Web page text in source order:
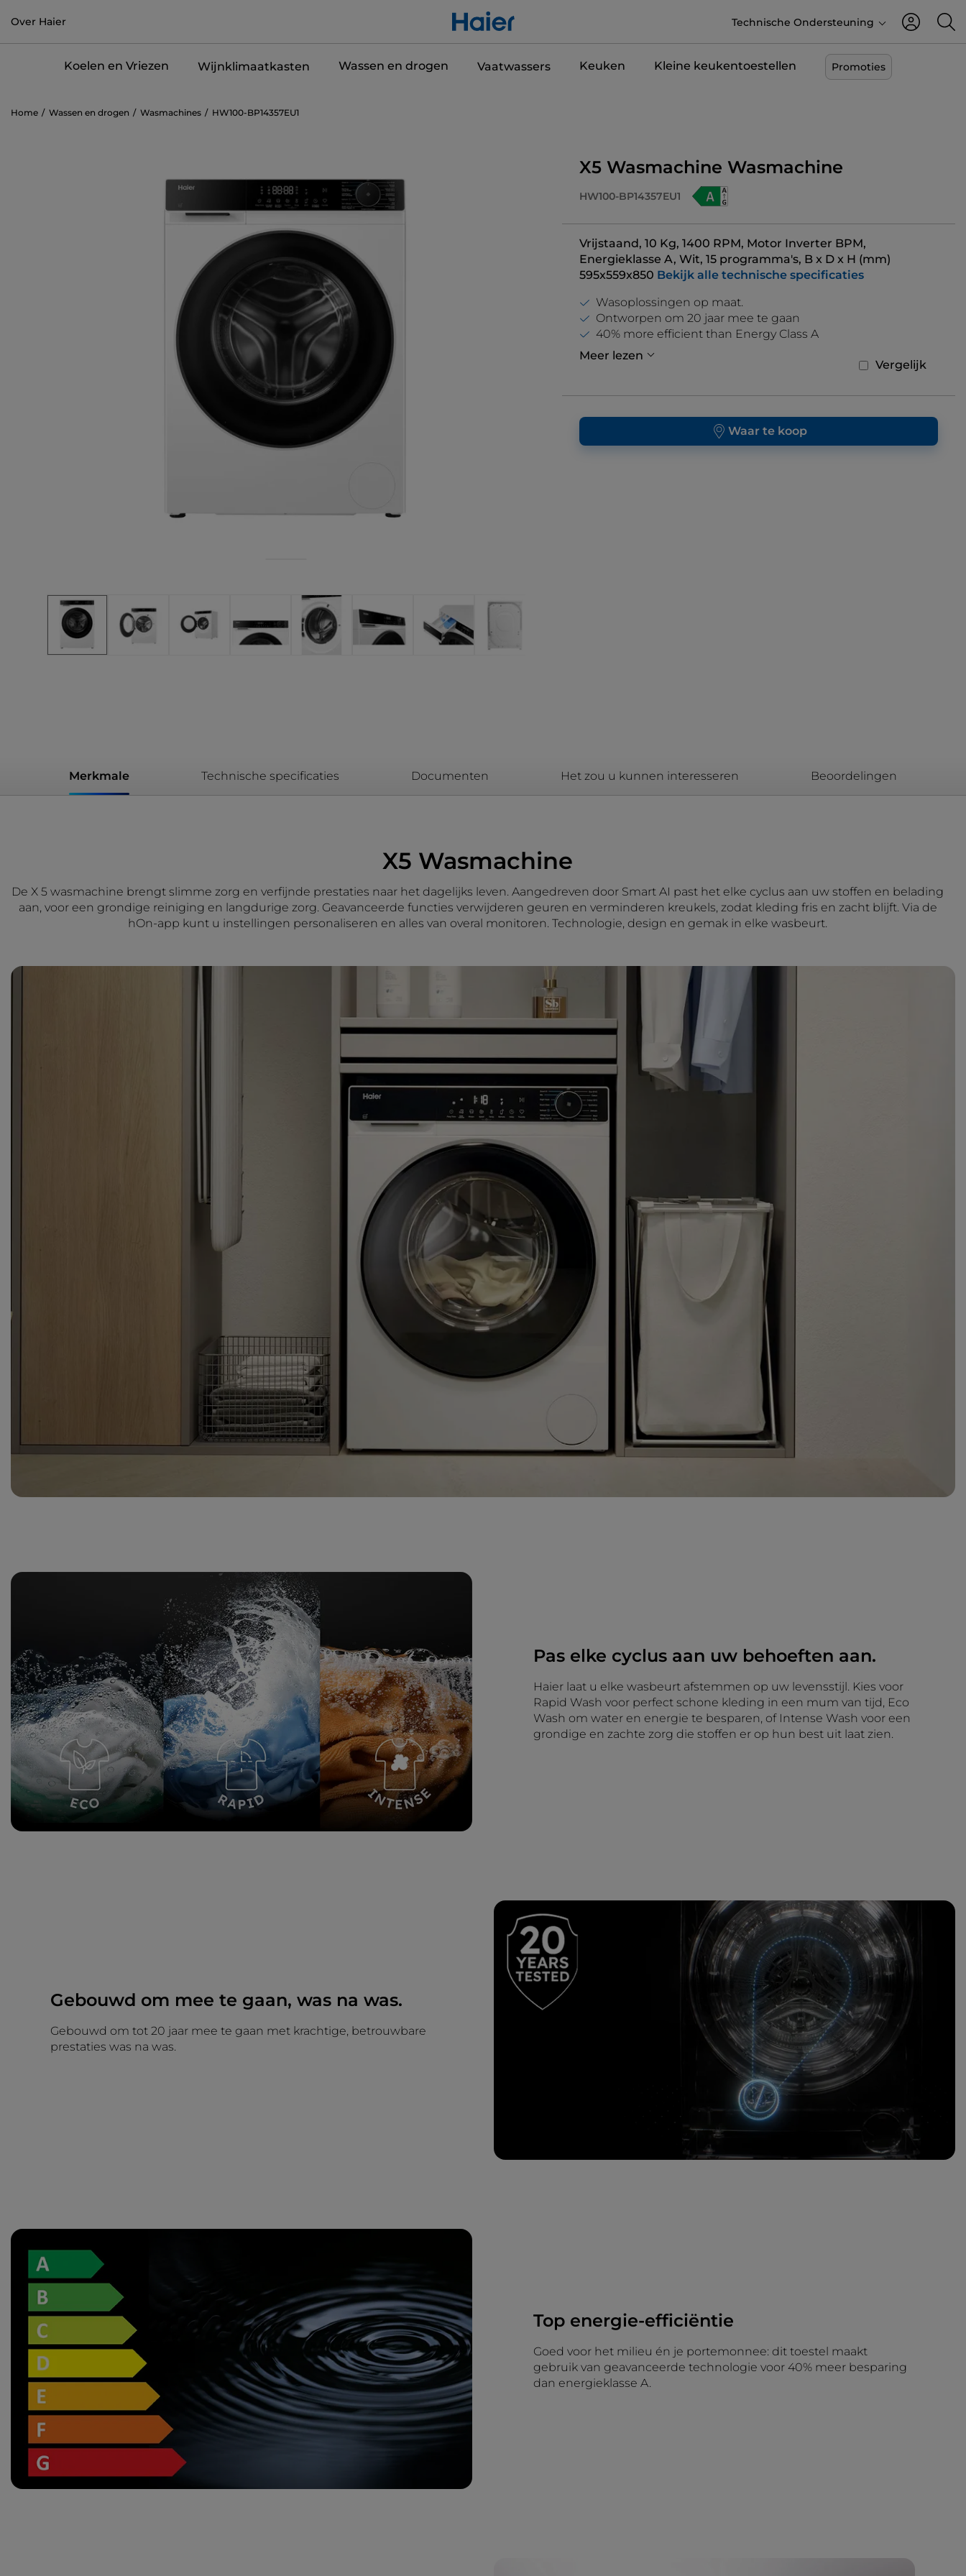
Over Haier Technische Ondersteuning
Koelen en Vriezen Wijnklimaatkasten Wassen en drogen Vaatwassers Keuken Kleine keukentoestellen Promoties
Home Wassen en drogen Wasmachines HW100-BP14357EU1
X5 Wasmachine Wasmachine
HW100-BP14357EU1
Vrijstaand, 10 Kg, 1400 RPM, Motor Inverter BPM,
Energieklasse A, Wit, 15 programma's, B x D x H (mm)
595x559x850 Bekijk alle technische specificaties
Vergelijk
Wasoplossingen op maat.
Ontworpen om 20 jaar mee te gaan
40% more efficient than Energy Class A
Meer lezen
Waar te koop
Merkmale Technische specificaties Documenten Het zou u kunnen interesseren Beoordelingen
X5 Wasmachine
De X 5 wasmachine brengt slimme zorg en verfijnde prestaties naar het dagelijks leven. Aangedreven door Smart AI past het elke cyclus aan uw stoffen en belading
aan, voor een grondige reiniging en langdurige zorg. Geavanceerde functies verwijderen geuren en verminderen kreukels, zodat kleding fris en zacht blijft. Via de
hOn-app kunt u instellingen personaliseren en alles van overal monitoren. Technologie, design en gemak in elke wasbeurt.
Pas elke cyclus aan uw behoeften aan.
Haier laat u elke wasbeurt afstemmen op uw levensstijl. Kies voor
Rapid Wash voor perfect schone kleding in een mum van tijd, Eco
Wash om water en energie te besparen, of Intense Wash voor een
grondige en zachte zorg die stoffen er op hun best uit laat zien.
Gebouwd om mee te gaan, was na was.
Gebouwd om tot 20 jaar mee te gaan met krachtige, betrouwbare
prestaties was na was.
Top energie-efficiëntie
Goed voor het milieu én je portemonnee: dit toestel maakt
gebruik van geavanceerde technologie voor 40% meer besparing
dan energieklasse A.